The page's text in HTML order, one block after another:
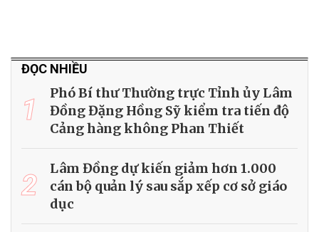
ĐỌC NHIỀU
1
Phó Bí thư Thường trực Tỉnh ủy Lâm
Đồng Đặng Hồng Sỹ kiểm tra tiến độ
Cảng hàng không Phan Thiết
2
Lâm Đồng dự kiến giảm hơn 1.000
cán bộ quản lý sau sắp xếp cơ sở giáo
dục